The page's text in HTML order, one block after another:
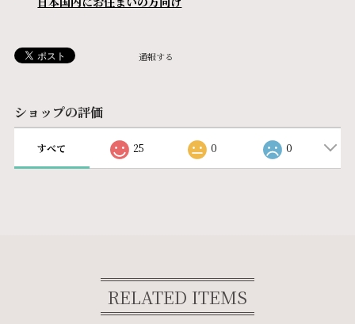
通報する
ショップの評価
すべて 25 0 0
RELATED ITEMS